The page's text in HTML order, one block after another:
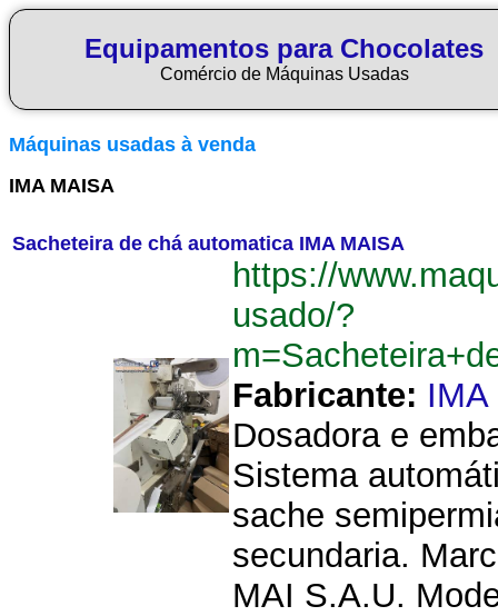
Equipamentos para Chocolates
Comércio de Máquinas Usadas
Máquinas usadas à venda
IMA MAISA
Sacheteira de chá automatica IMA MAISA
https://
usado/?
Fabricante:
Dosadora e
Sistema
sache
secundaria.
MAI S.A.U.